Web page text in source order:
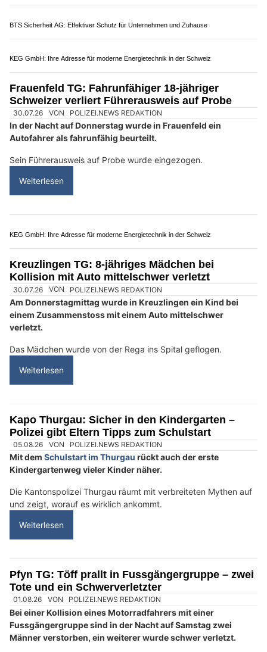
FTS Gipsergeschäft GmbH: Gipserarbeiten, Trockenbau und Fassaden
Wohnwerk 1920: Sicherheitskonzepte mit Kameras und Alarmanlagen
BTS Sicherheit AG: Effektiver Schutz für Unternehmen und Zuhause
KEG GmbH: Ihre Adresse für moderne Energietechnik in der Schweiz
Frauenfeld TG: Fahrunfähiger 18-jähriger
30.07.26 VON
In der Nacht auf Donnerstag wurde in Frauenfeld ein
Sein Führerausweis auf Probe wurde eingezogen.
Weiterlesen
KEG GmbH: Ihre Adresse für moderne Energietechnik in der Schweiz
Kreuzlingen TG: 8-jähriges Mädchen bei
Kollision mit Auto mittelschwer verletzt
Am Donnerstagmittag wurde in Kreuzlingen ein Kind bei
einem Zusammenstoss mit einem Auto mittelschwer
verletzt.
Das Mädchen wurde von der Rega ins Spital geflogen.
Weiterlesen